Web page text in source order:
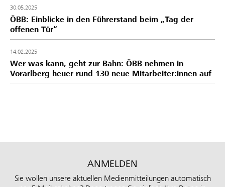
30.05.2025
ÖBB: Einblicke in den Führerstand beim „Tag der
offenen Tür“
14.02.2025
Wer was kann, geht zur Bahn: ÖBB nehmen in
Vorarlberg heuer rund 130 neue Mitarbeiter:innen auf
ANMELDEN
Sie wollen unsere aktuellen Medienmitteilungen automatisch